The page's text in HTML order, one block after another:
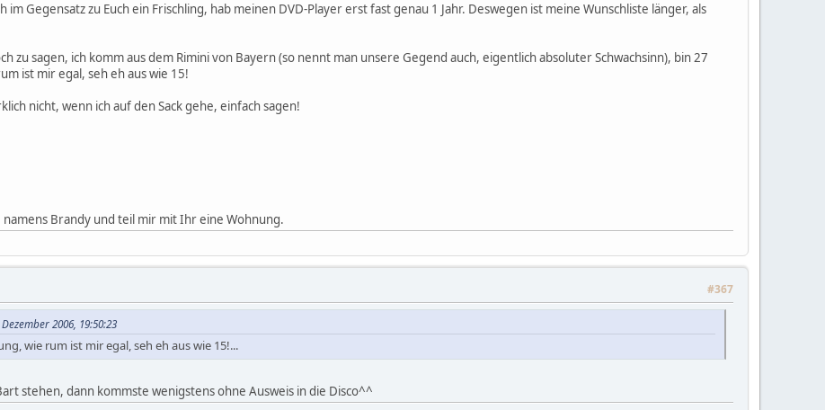
im Gegensatz zu Euch ein Frischling, hab meinen DVD-Player erst fast genau 1 Jahr. Deswegen ist meine Wunschliste länger, als
zu sagen, ich komm aus dem Rimini von Bayern (so nennt man unsere Gegend auch, eigentlich absoluter Schwachsinn), bin 27
ist mir egal, seh eh aus wie 15!
nicht, wenn ich auf den Sack gehe, einfach sagen!
namens Brandy und teil mir mit Ihr eine Wohnung.
#367
2006, 19:50:23
wie rum ist mir egal, seh eh aus wie 15!...
stehen, dann kommste wenigstens ohne Ausweis in die Disco^^